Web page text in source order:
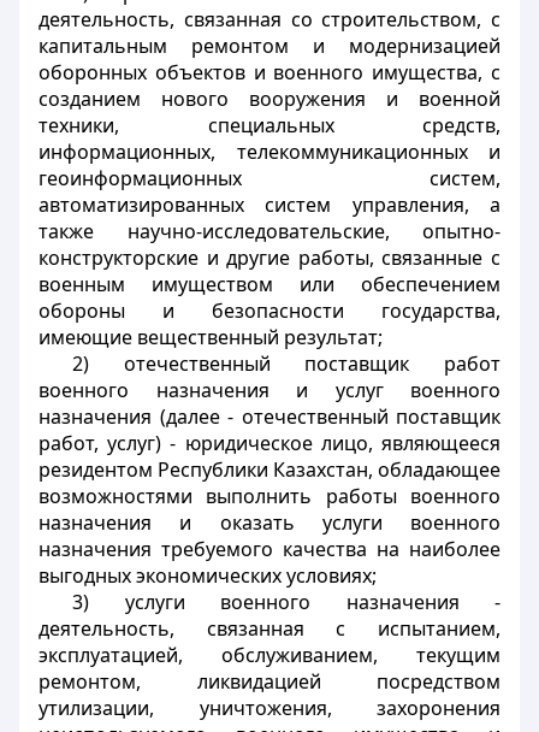
деятельность, связанная со строительством, с
капитальным ремонтом и модернизацией
оборонных объектов и военного имущества, с
созданием нового вооружения и военной
техники, специальных средств,
информационных, телекоммуникационных и
геоинформационных систем,
автоматизированных систем управления, а
также научно-исследовательские, опытно-
конструкторские и другие работы, связанные с
военным имуществом или обеспечением
обороны и безопасности государства,
имеющие вещественный результат;
2) отечественный поставщик работ
военного назначения и услуг военного
назначения (далее - отечественный поставщик
работ, услуг) - юридическое лицо, являющееся
резидентом Республики Казахстан, обладающее
возможностями выполнить работы военного
назначения и оказать услуги военного
назначения требуемого качества на наиболее
выгодных экономических условиях;
3) услуги военного назначения -
деятельность, связанная с испытанием,
эксплуатацией, обслуживанием, текущим
ремонтом, ликвидацией посредством
утилизации, уничтожения, захоронения